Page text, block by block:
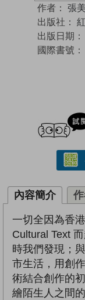
作者： 張
出版社：
出版日期：
國際書號：
內容簡介
一切全因為香
Cultural Text
時我們發現；
市生活，用創
術結合創作的
繪陌生人之間